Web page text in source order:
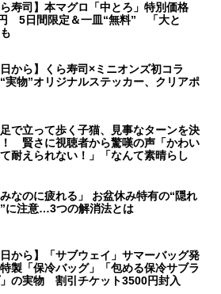
ら寿司】本マグロ「中とろ」特別価格
5日間限定＆一皿“無料” 「大と
日から】くら寿司×ミニオンズ初コラ
物”オリジナルステッカー、クリアポ
で立って歩く子猫、見事なターンを決
賢さに視聴者から驚嘆の声「かわい
耐えられない！」「なんて素晴らし
みなのに疲れる」 お盆休み特有の“隠れ
に注意…3つの解消法とは
日から】「サブウェイ」サマーバッグ発
製「保冷バッグ」「包める保冷サブラ
の実物 割引チケット3500円封入